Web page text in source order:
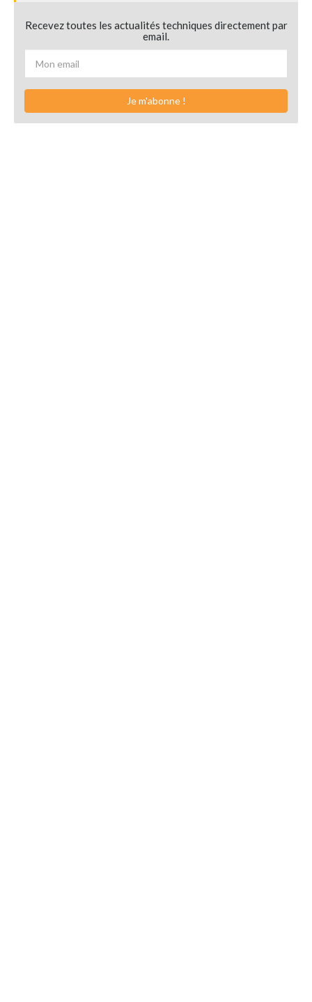
Recevez toutes les actualités techniques directement par
email.
Je m'abonne !